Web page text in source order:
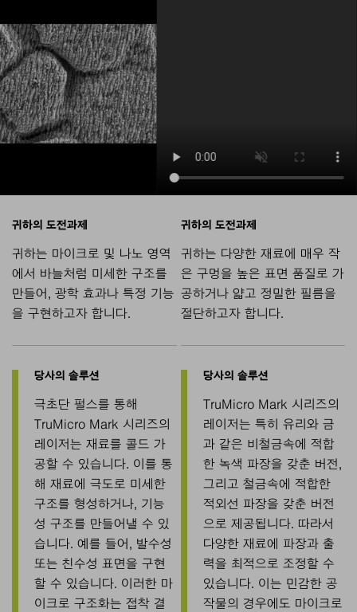
귀하는 마이크로 및 나노 영역
에서 바늘처럼 미세한 구조를
만들어, 광학 효과나 특정 기능
을 구현하고자 합니다.
극초단 펄스를 통해
TruMicro Mark 시리즈의
레이저는 재료를 콜드 가
공할 수 있습니다. 이를 통
해 재료에 극도로 미세한
구조를 형성하거나, 기능
성 구조를 만들어낼 수 있
습니다. 예를 들어, 발수성
또는 친수성 표면을 구현
할 수 있습니다. 이러한 마
이크로 구조화는 접착 결
귀하는 다양한 재료에 매우 작
은 구멍을 높은 표면 품질로 가
공하거나 얇고 정밀한 필름을
절단하고자 합니다.
TruMicro Mark 시리즈의
레이저는 특히 유리와 금
과 같은 비철금속에 적합
한 녹색 파장을 갖춘 버전,
그리고 철금속에 적합한
적외선 파장을 갖춘 버전
으로 제공됩니다. 따라서
다양한 재료에 파장과 출
력을 최적으로 조정할 수
있습니다. 이는 민감한 공
작물의 경우에도 마이크로